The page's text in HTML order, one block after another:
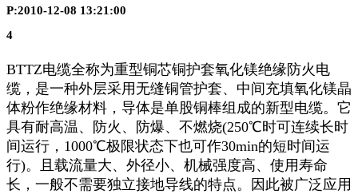
P:2010-12-08 13:21:00
4
BTTZ电缆全称为重型铜芯铜护套氧化镁绝缘防火电
缆，是一种外层采用无缝铜管护套、中间充填氧化镁晶
体粉作绝缘材料，导体是单股铜棒组成的新型电缆。它
具有耐高温、防火、防爆、不燃烧(250℃时可连续长时
间运行，1000℃极限状态下也可作30min的短时间运
行)。且载流量大、外径小、机械强度高、使用寿命
长，一般不需要独立接地导线的特点。因此被广泛应用